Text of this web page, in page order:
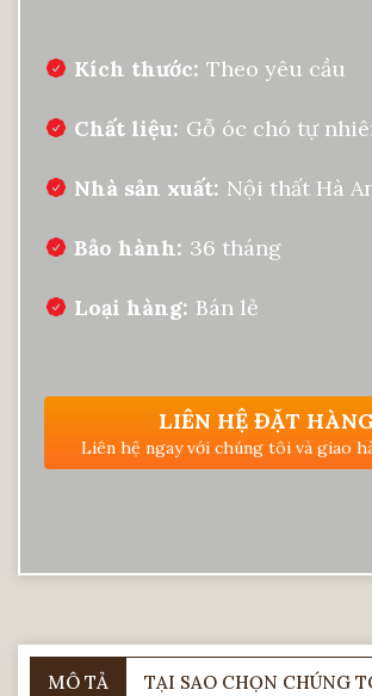
Kích thước Theo yêu cầu
Chất liệu Gỗ óc chó tự
Nhà sản xuất Nội thất Hà
Bảo hành 36 tháng
Loại hàng Bán lẻ
LIÊN HỆ ĐẶT
Liên hệ ngay với chúng tôi và giao
MÔ TẢ TẠI SAO CHỌN CHÚNG